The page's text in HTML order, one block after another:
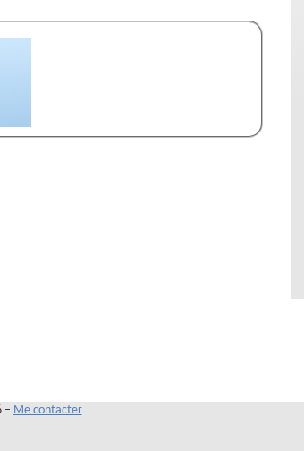
– Me contacter